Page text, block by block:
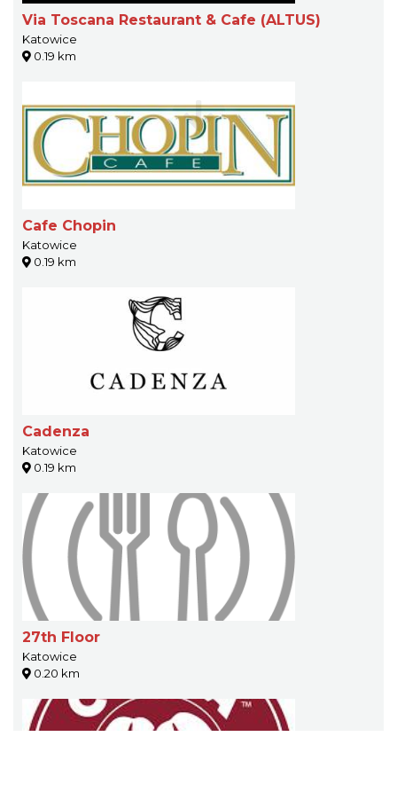
Via Toscana Restaurant & Cafe (ALTUS)
Katowice
0.19 km
Cafe Chopin
Katowice
0.19 km
Cadenza
Katowice
0.19 km
27th Floor
Katowice
0.20 km